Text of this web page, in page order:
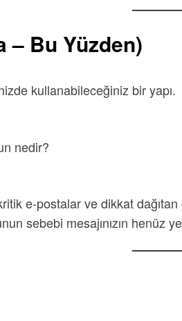
– Bu Yüzden)
kullanabileceğiniz bir yapı.
nedir?
e-postalar ve dikkat
sebebi mesajınızın henüz